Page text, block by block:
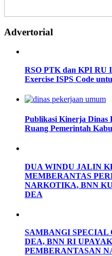
Advertorial
RSO PTK dan KPI RU
Exercise ISPS Code
Publikasi Kinerja Dinas
Ruang Pemerintah
DUA WINDU JALIN
MEMBERANTAS
NARKOTIKA, BNN
DEA
SAMBANGI SPECIAL
DEA, BNN RI
PEMBERANTASAN